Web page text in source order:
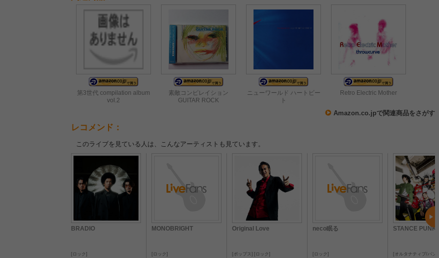
第3世代 compilation album
vol.2
素敵コンピレイション
GUITAR ROCK
ニューワールド ハートビー
ト
Retro Electric Mother
Amazon.co.jpで関連商品をさがす
レコメンド：
このライブを見ている人は、こんなアーティストも見ています。
BRADIO
ロック
MONOBRIGHT
ロック
Original Love
ポップス ロック
neco眠る
ロック
STANCE PUNKS
オルタナティブ/パンク